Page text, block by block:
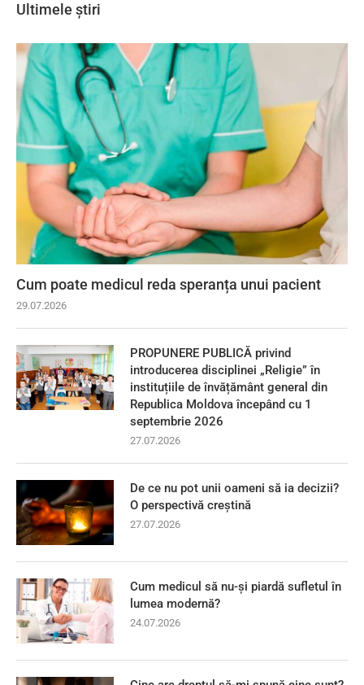
Ultimele știri
Cum poate medicul reda speranța unui pacient
29.07.2026
PROPUNERE PUBLICĂ privind
introducerea disciplinei „Religie” în
instituțiile de învățământ general din
Republica Moldova începând cu 1
septembrie 2026
27.07.2026
De ce nu pot unii oameni să ia decizii?
O perspectivă creștină
27.07.2026
Cum medicul să nu-și piardă sufletul în
lumea modernă?
24.07.2026